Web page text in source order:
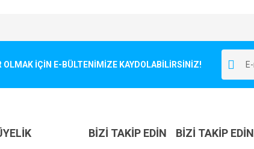
OLMAK İÇİN E-BÜLTENİMİZE KAYDOLABİLİRSİNİZ!
BİZİ TAKİP EDİN BİZİ TAKİP EDİN